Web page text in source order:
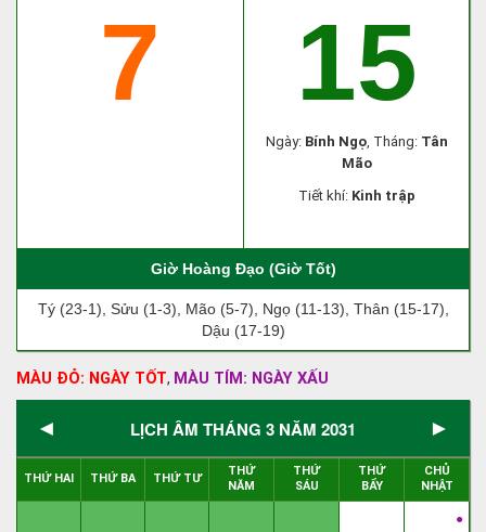
7 15
Ngày: Bính Ngọ, Tháng: Tân
Mão
Tiết khí: Kinh trập
Giờ Hoàng Đạo (Giờ Tốt)
Tý (23-1), Sửu (1-3), Mão (5-7), Ngọ (11-13), Thân (15-17),
Dậu (17-19)
MÀU ĐỎ: NGÀY TỐT, MÀU TÍM: NGÀY XẤU
◄ LỊCH ÂM THÁNG 3 NĂM 2031 ►
THỨ HAI THỨ BA THỨ TƯ
THỨ
NĂM
THỨ
SÁU
THỨ
BẨY
CHỦ
NHẬT
●